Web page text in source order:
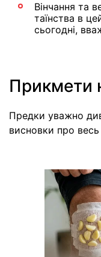
Вінчання та
таїнства в
сьогодні,
Прикмети
Предки уважно
висновки про весь